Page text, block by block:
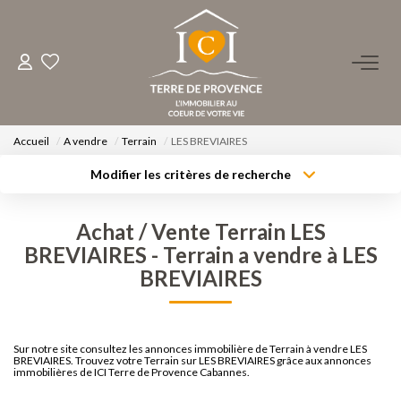
ACHETER
LOUER
FAIRE GÉRER
NOS AGENCES
Qui Sommes-Nous ?
Notre Équipe
Accueil A vendre Terrain LES BREVIAIRES
Modifier les critères de recherche
Sélectionnez...
Type de bien
Surface min
Achat / Vente Terrain LES
BREVIAIRES - Terrain a vendre à LES
BREVIAIRES
Sur notre site consultez les annonces immobilière de Terrain à vendre LES
BREVIAIRES. Trouvez votre Terrain sur LES BREVIAIRES grâce aux annonces
immobilières de ICI Terre de Provence Cabannes.